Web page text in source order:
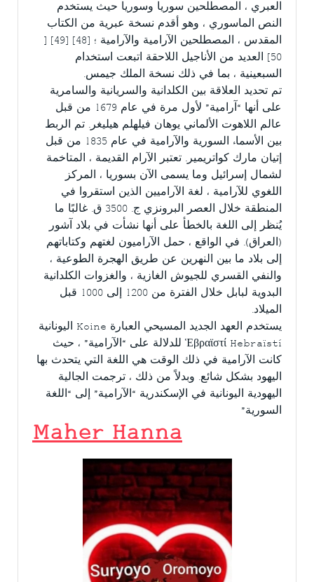
العبري ، المصطلحين سوريا وسوريا حيث يستخدم
النص الماسوري ، وهو أقدم نسخة عبرية من الكتاب
المقدس ، المصطلحين الآرامية والآرامية ؛ [48] [49] [
50] العديد من الأناجيل اللاحقة اتبعت استخدام
السبعينية ، بما في ذلك نسخة الملك جيمس.
تم تحديد العلاقة بين الكلدانية والسريانية والسامرية
على أنها “آرامية” لأول مرة في عام 1679 من قبل
عالم اللاهوت الألماني يوهان فيلهلم هيليغر. تم الربط
بين الأسماء السورية والآرامية في عام 1835 من قبل
إتيان مارك كواتريمير. تعتبر الآرام القديمة ، المتاخمة
لشمال إسرائيل وما يسمى الآن بسوريا ، المركز
اللغوي للآرامية ، لغة الآراميين الذين استقروا في
المنطقة خلال العصر البرونزي ج. 3500 ق. غالبًا ما
يُنظر إلى اللغة بالخطأ على أنها نشأت في بلاد آشور
(العراق). في الواقع ، حمل الآراميون لغتهم وكتاباتهم
إلى بلاد ما بين النهرين عن طريق الهجرة الطوعية ،
والنفي القسري للجيوش الغازية ، والغزوات الكلدانية
البدوية لبابل خلال الفترة من 1200 إلى 1000 قبل
الميلاد.
يستخدم العهد الجديد المسيحي العبارة Koine اليونانية
Ἑβραϊστί Hebraïstí للدلالة على “الآرامية” ، حيث
كانت الآرامية في ذلك الوقت هي اللغة التي يتحدث بها
اليهود بشكل شائع. وبدلاً من ذلك ، ترجمت الجالية
اليهودية اليونانية في الإسكندرية “الآرامية” إلى “اللغة
السورية”
Maher Hanna